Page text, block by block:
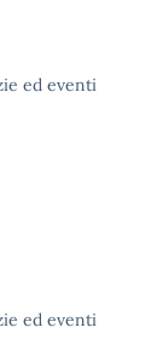
ed eventi
ed eventi